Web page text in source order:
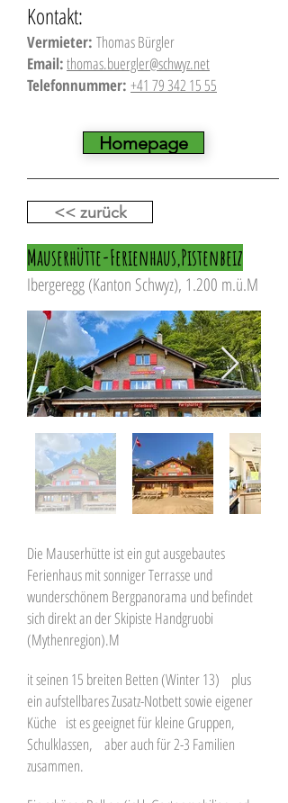
Kontakt:
Vermieter: Thomas Bürgler
Email:thomas.buergler@schwyz.net
Telefonnummer: +41 79 342 15 55
Homepage
<< zurück
Mauserhütte-Ferienhaus,Pistenbeiz
Ibergeregg (Kanton Schwyz), 1.200 m.ü.M
Die Mauserhütte ist ein gut ausgebautes
Ferienhaus mit sonniger Terrasse und
wunderschönem Bergpanorama und befindet
sich direkt an der Skipiste Handgruobi
(Mythenregion).M
it seinen 15 breiten Betten (Winter 13) plus
ein aufstellbares Zusatz-Notbett sowie eigener
Küche ist es geeignet für kleine Gruppen,
Schulklassen, aber auch für 2-3 Familien
zusammen.